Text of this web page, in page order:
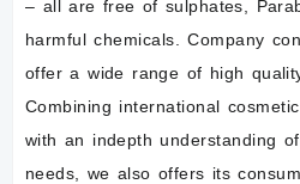
– all are free of sulphates,
harmful chemicals. Company
offer a wide range of high
Combining international
with an indepth understanding
needs, we also offers its